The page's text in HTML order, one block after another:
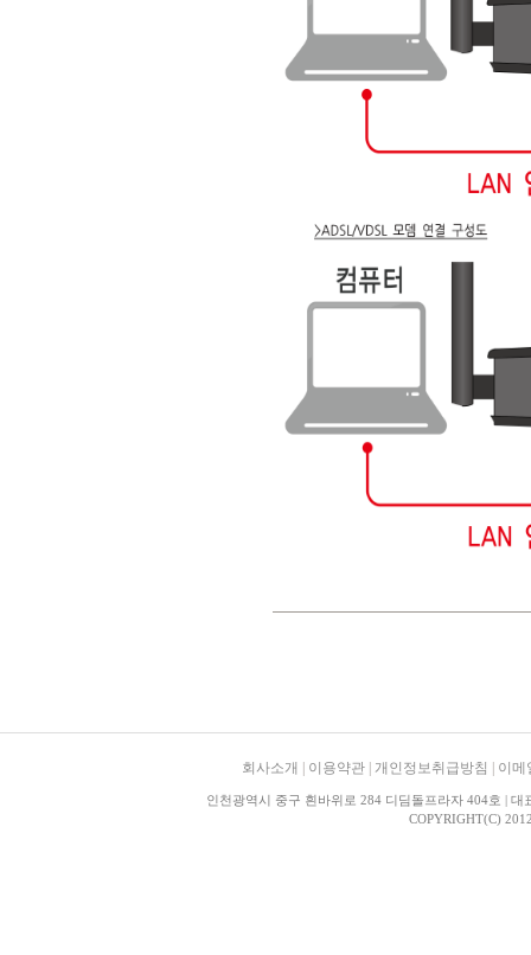
회사소개 이용약관 개인정보취급방침 이메
인천광역시 중구 흰바위로 284 디딤돌프라자 404호 |
COPYRIGHT(C)